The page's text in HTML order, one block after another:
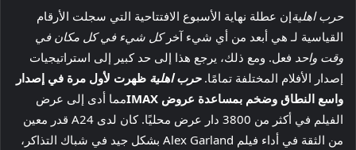
حرب اهليةإن عطلة نهاية الأسبوع الافتتاحية التي سجلت الأرقام
القياسية لـ هي أبعد من أي شيء آخر كل شيء في كل مكان في
وقت واحد فعل. ومع ذلك، يرجع هذا إلى حد كبير إلى استراتيجيات
إصدار الأفلام المختلفة تمامًا.حرب اهلية ظهرت لأول مرة في إصدار
واسع النطاق وضخم بمساعدة عروض IMAX
مما أدى إلى عرض
الفيلم في أكثر من 3800 دار عرض محليًا. كان لدى A24 قدر معين
من الثقة في أداء فيلم Alex Garland بشكل جيد في شباك التذاكر،